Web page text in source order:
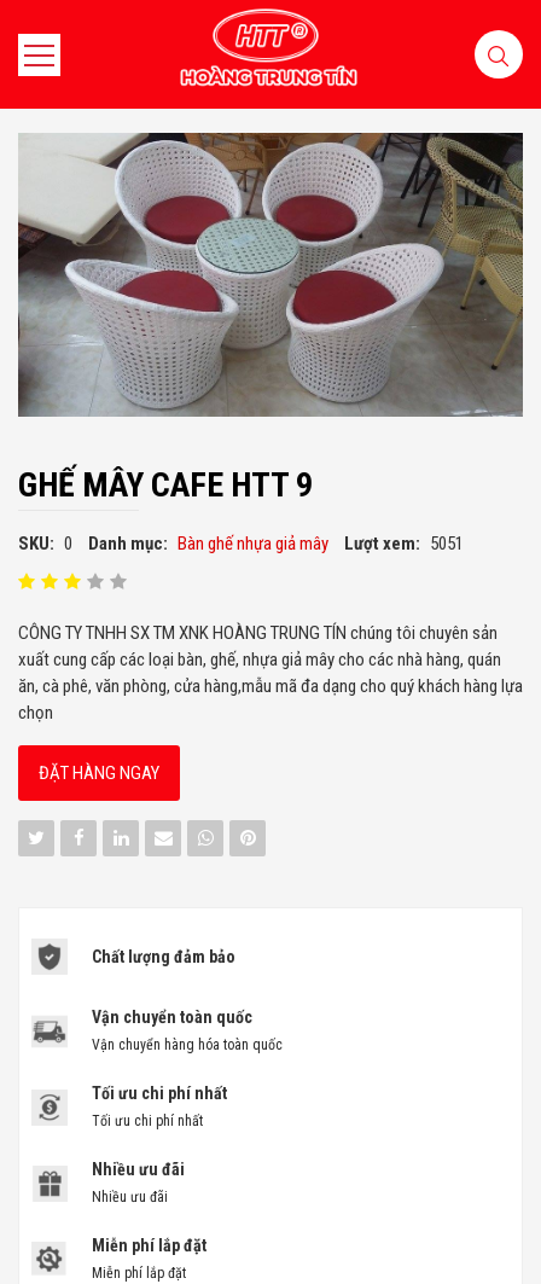
GHẾ MÂY CAFE HTT 9
SKU: 0 Danh mục: Bàn ghế nhựa giả mây Lượt xem: 5051
CÔNG TY TNHH SX TM XNK HOÀNG TRUNG TÍN chúng tôi chuyên sản
xuất cung cấp các loại bàn, ghế, nhựa giả mây cho các nhà hàng, quán
ăn, cà phê, văn phòng, cửa hàng,mẫu mã đa dạng cho quý khách hàng lựa
chọn
ĐẶT HÀNG NGAY
Chất lượng đảm bảo
Vận chuyển toàn quốc
Vận chuyển hàng hóa toàn quốc
Tối ưu chi phí nhất
Tối ưu chi phí nhất
Nhiều ưu đãi
Nhiều ưu đãi
Miễn phí lắp đặt
Miễn phí lắp đặt